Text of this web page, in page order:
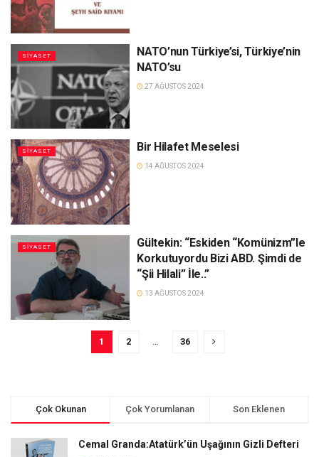
SIYASET
NATO’nun Türkiye’si, Türkiye’nin
NATO’su
27 AĞUSTOS 2024
SIYASET Bir Hilafet Meselesi
14 AĞUSTOS 2024
SIYASET
Gültekin: “Eskiden “Komünizm”le
Korkutuyordu Bizi ABD. Şimdi de
“Şii Hilali” İle..”
13 AĞUSTOS 2024
1 2 … 36
Çok Okunan Çok Yorumlanan Son Eklenen
Cemal Granda:Atatürk’ün Uşağının Gizli Defteri